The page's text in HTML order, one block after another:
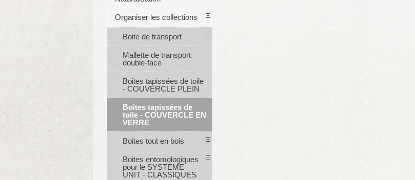
Organiser les collections
Boite de transport
Mallette de transport
double-face
Boites tapissées de toile
- COUVERCLE PLEIN
Boites tapissées de
toile - COUVERCLE EN
VERRE
Boites tout en bois
Boites entomologiques
pour le SYSTÈME
UNIT - CLASSIQUES